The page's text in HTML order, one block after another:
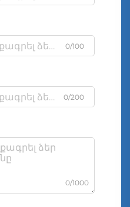
0/100
0/200
0/1000